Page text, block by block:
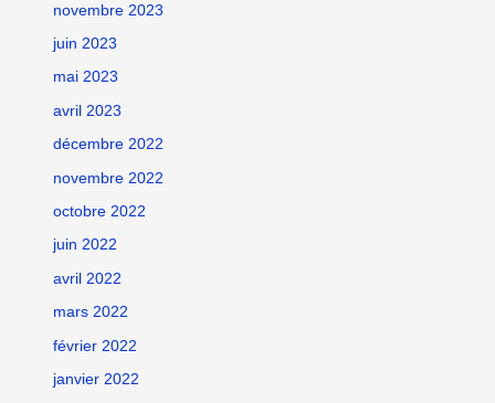
novembre 2023
juin 2023
mai 2023
avril 2023
décembre 2022
novembre 2022
octobre 2022
juin 2022
avril 2022
mars 2022
février 2022
janvier 2022